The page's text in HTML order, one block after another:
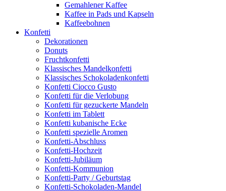
Gemahlener Kaffee
Kaffee in Pads und Kapseln
Kaffeebohnen
Konfetti
Dekorationen
Donuts
Fruchtkonfetti
Klassisches Mandelkonfetti
Klassisches Schokoladenkonfetti
Konfetti Ciocco Gusto
Konfetti für die Verlobung
Konfetti für gezuckerte Mandeln
Konfetti im Tablett
Konfetti kubanische Ecke
Konfetti spezielle Aromen
Konfetti-Abschluss
Konfetti-Hochzeit
Konfetti-Jubiläum
Konfetti-Kommunion
Konfetti-Party / Geburtstag
Konfetti-Schokoladen-Mandel